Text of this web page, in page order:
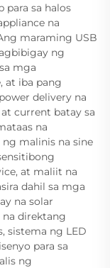
para sa halos
na
maraming USB
ng
mga
at iba pang
delivery na
current batay sa
na
malinis na sine
at maliit na
dahil sa mga
na solar
direktang
sistema ng LED
para sa
ng